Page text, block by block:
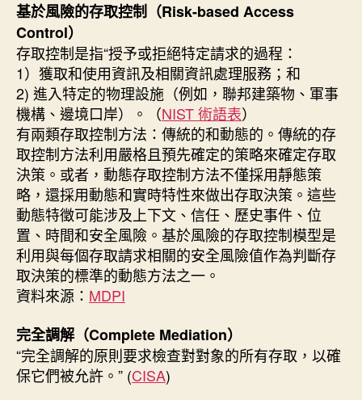
基於風險的存取控制（Risk-based Access
Control）
存取控制是指“授予或拒絕特定請求的過程：
1）獲取和使用資訊及相關資訊處理服務；和
2) 進入特定的物理設施（例如，聯邦建築物、軍事
機構、邊境口岸）。（NIST 術語表）
有兩類存取控制方法：傳統的和動態的。傳統的存
取控制方法利用嚴格且預先確定的策略來確定存取
決策。或者，動態存取控制方法不僅採用靜態策
略，還採用動態和實時特性來做出存取決策。這些
動態特徵可能涉及上下文、信任、歷史事件、位
置、時間和安全風險。基於風險的存取控制模型是
利用與每個存取請求相關的安全風險值作為判斷存
取決策的標準的動態方法之一。
資料來源： MDPI
完全調解（Complete Mediation）
“完全調解的原則要求檢查對對象的所有存取，以確
保它們被允許。” (CISA)